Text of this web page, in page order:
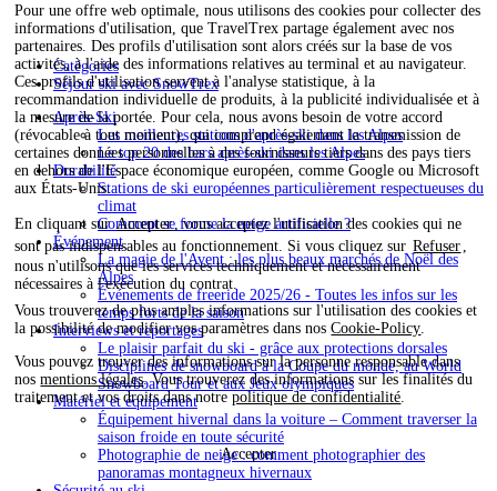
Pour une offre web optimale, nous utilisons des cookies pour collecter des
informations d'utilisation, que TravelTrex partage également avec nos
partenaires. Des profils d'utilisation sont alors créés sur la base de vos
activités, à l'aide des informations relatives au terminal et au navigateur.
Ces profils d'utilisation servent à l'analyse statistique, à la
recommandation individuelle de produits, à la publicité individualisée et à
la mesure de la portée. Pour cela, nous avons besoin de votre accord
(révocable à tout moment), qui comprend également la transmission de
certaines données personnelles à des fournisseurs tiers dans des pays tiers
en dehors de l'Espace économique européen, comme Google ou Microsoft
aux États-Unis.
En cliquant surAccepter, vous acceptez l'utilisation des cookies qui ne
sont pas indispensables au fonctionnement. Si vous cliquez sur Refuser
nous n'utilisons que les services techniquement et nécessairement
nécessaires à l'exécution du contrat.
Vous trouverez de plus amples informations sur l'utilisation des cookies et
la possibilité de modifier vos paramètres dans nosCookie-Policy.
Vous pouvez trouver des informations sur la personne responsable dans
nosmentions légales. Vous trouverez des informations sur les finalités du
traitement et vos droits dans notrepolitique de confidentialité.
Accepter
Catégories
Séjour ski avec SnowTrex
Après-Ski
Les meilleures stations d'après-ski dans les Alpes
Le top 20 des bars après-ski dans les Alpes
Durabilité
Stations de ski européennes particulièrement respectueuses du
climat
Comment se forme la neige artificielle ?
Événement
La magie de l'Avent : les plus beaux marchés de Noël des
Alpes
Événements de freeride 2025/26 - Toutes les infos sur les
temps forts de la saison
Interviews et reportages
Le plaisir parfait du ski - grâce aux protections dorsales
Disciplines de snowboard à la Coupe du monde, au World
Snowboard Tour et aux Jeux olympiques
Matériel et équipement
Équipement hivernal dans la voiture – Comment traverser la
saison froide en toute sécurité
Photographie de neige : comment photographier des
panoramas montagneux hivernaux